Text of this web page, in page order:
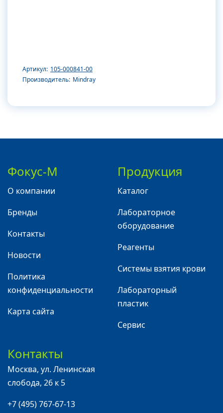
Артикул: 105-000841-00
Производитель: Mindray
Фокус-М
О компании
Бренды
Контакты
Новости
Политика
конфиденциальности
Карта сайта
Продукция
Каталог
Лабораторное
оборудование
Реагенты
Системы взятия крови
Лабораторный
пластик
Сервис
Контакты
Москва, ул. Ленинская
слобода, 26 к 5
+7 (495) 767-67-13